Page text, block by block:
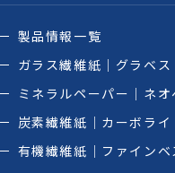
製品情報一覧
ガラス繊維紙｜グラベス
ミネラルペーパー｜ネオ
炭素繊維紙｜カーボライ
有機繊維紙｜ファインベ